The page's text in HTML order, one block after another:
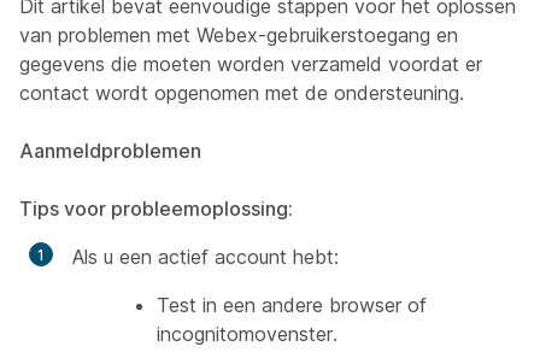
Dit artikel bevat eenvoudige stappen voor het oplossen
van problemen met Webex-gebruikerstoegang en
gegevens die moeten worden verzameld voordat er
contact wordt opgenomen met de ondersteuning.
Aanmeldproblemen
Tips voor probleemoplossing:
Als u een actief account hebt:
Test in een andere browser of
incognitomovenster.